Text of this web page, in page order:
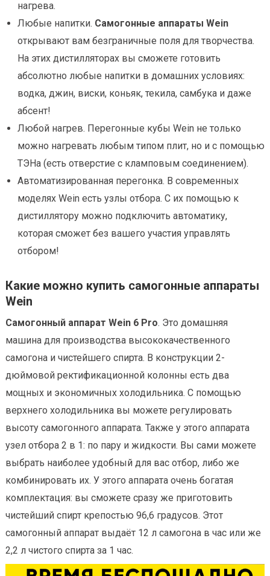
нагрева.
Любые напитки. Самогонные аппараты Wein
открывают вам безграничные поля для творчества.
На этих дистилляторах вы сможете готовить
абсолютно любые напитки в домашних условиях:
водка, джин, виски, коньяк, текила, самбука и даже
абсент!
Любой нагрев. Перегонные кубы Wein не только
можно нагревать любым типом плит, но и с помощью
ТЭНа (есть отверстие с кламповым соединением).
Автоматизированная перегонка. В современных
моделях Wein есть узлы отбора. С их помощью к
дистиллятору можно подключить автоматику,
которая сможет без вашего участия управлять
отбором!
Какие можно купить самогонные аппараты
Wein
Самогонный аппарат Wein 6 Pro. Это домашняя
машина для производства высококачественного
самогона и чистейшего спирта. В конструкции 2-
дюймовой ректификационной колонны есть два
мощных и экономичных холодильника. С помощью
верхнего холодильника вы можете регулировать
высоту самогонного аппарата. Также у этого аппарата
узел отбора 2 в 1: по пару и жидкости. Вы сами можете
выбрать наиболее удобный для вас отбор, либо же
комбинировать их. У этого аппарата очень богатая
комплектация: вы сможете сразу же приготовить
чистейший спирт крепостью 96,6 градусов. Этот
самогонный аппарат выдаёт 12 л самогона в час или же
2,2 л чистого спирта за 1 час.